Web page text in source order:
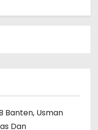
Banten, Usman
Dan